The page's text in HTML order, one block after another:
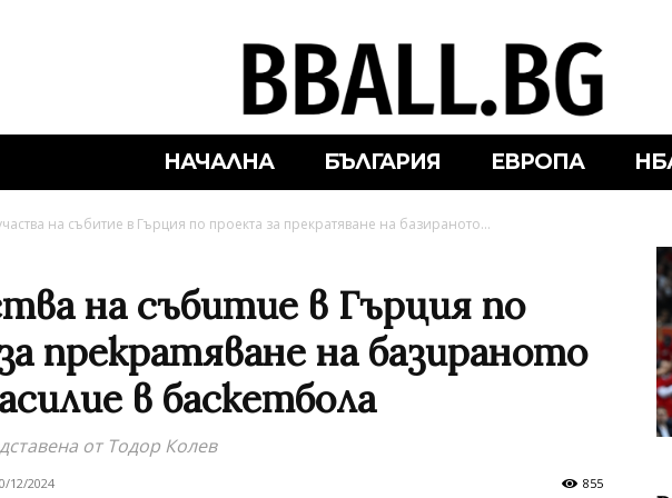
НАЧАЛНА БЪЛГАРИЯ ЕВРОПА
на събитие в Гърция по проекта за прекратяване на базираното...
на събитие в Гърция по
прекратяване на базираното
в баскетбола
от Тодор Колев
12/2024 855